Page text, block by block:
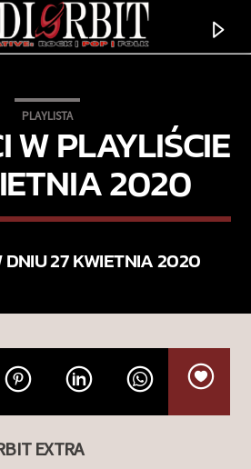
PLAYLISTA
W PLAYLIŚCIE
2020
DNIU 27 KWIETNIA 2020
EXTRA